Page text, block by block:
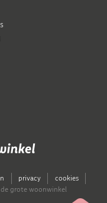
privacy
cookies
grote woonwinkel